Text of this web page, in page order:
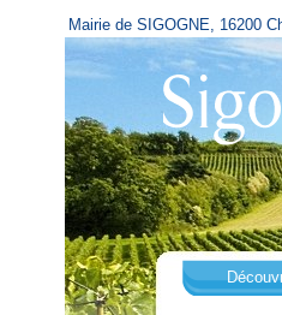
Mairie de SIGOGNE, 16200